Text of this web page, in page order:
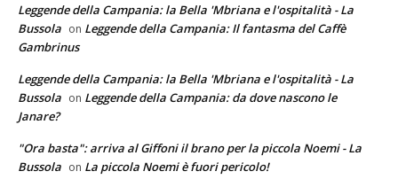
Leggende della Campania: la Bella 'Mbriana e l'ospitalità - La
Bussola on Leggende della Campania: Il fantasma del Caffè
Gambrinus
Leggende della Campania: la Bella 'Mbriana e l'ospitalità - La
Bussola on Leggende della Campania: da dove nascono le
Janare?
"Ora basta": arriva al Giffoni il brano per la piccola Noemi - La
Bussola on La piccola Noemi è fuori pericolo!